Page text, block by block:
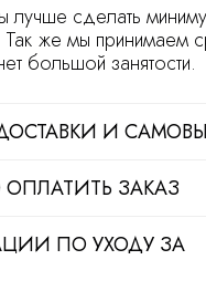
лучше сделать
Так же мы принимаем
большой занятости.
И
ЗАКАЗ
ПО УХОДУ ЗА